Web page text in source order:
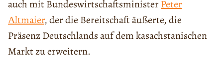
auch mit BundeswirtschaftsministerPeter
Аltmaier, der die Bereitschaft äußerte, die
Präsenz Deutschlands auf dem kasachstanischen
Markt zu erweitern.